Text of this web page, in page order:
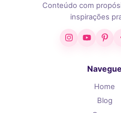
Conteúdo com
inspirações
InstagramYouTube
Navegue
Home
Blog